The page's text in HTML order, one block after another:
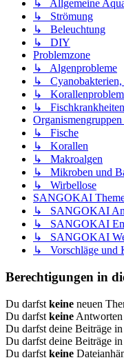
↳ Allgemeine
↳ Strömung
↳ Beleuchtung
↳ DIY
Problemzone
↳ Algenprobleme
↳ Cyanobakterien,
↳
↳ Fischkrankheiten
↳ Fische
↳ Korallen
↳ Makroalgen
↳ Mikroben und
↳ Wirbellose
SANGOKAI
↳ SANGOKAI
↳ SANGOKAI
↳ SANGOKAI
↳ Vorschläge und
Berechtigungen in
Du darfst keine neuen
Du darfst keine Antworten
Du darfst deine Beiträge
Du darfst deine Beiträge
Du darfst keine